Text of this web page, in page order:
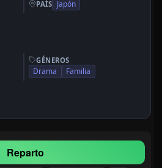
PAÍS Japón
GÉNEROS
Drama Familia
Reparto